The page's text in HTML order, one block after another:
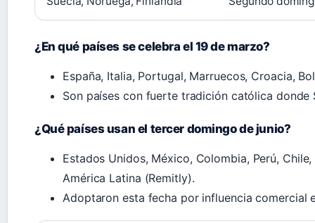
¿En qué países se celebra el 19 de marzo?
España, Italia, Portugal, Marruecos, Croacia,
Son países con fuerte tradición católica donde
¿Qué países usan el tercer domingo de junio?
Estados Unidos, México, Colombia, Perú,
América Latina (Remitly).
Adoptaron esta fecha por influencia comercial